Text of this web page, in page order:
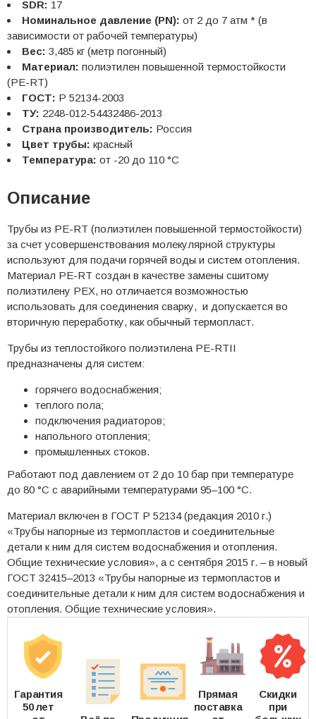
SDR: 17
Номинальное давление (PN): от 2 до 7 атм * (в
зависимости от рабочей температуры)
Вес: 3,485 кг (метр погонный)
Материал: полиэтилен повышенной термостойкости
(PE-RT)
ГОСТ: Р 52134-2003
ТУ: 2248-012-54432486-2013
Страна производитель: Россия
Цвет трубы: красный
Температура: от -20 до 110 °С
Описание
Трубы из PE-RT (полиэтилен повышенной термостойкости)
за счет усовершенствования молекулярной структуры
используют для подачи горячей воды и систем отопления.
Материал PE-RT создан в качестве замены сшитому
полиэтилену PEX, но отличается возможностью
использовать для соединения сварку, и допускается во
вторичную переработку, как обычный термопласт.
Трубы из теплостойкого полиэтилена PE-RTII
предназначены для систем:
горячего водоснабжения;
теплого пола;
подключения радиаторов;
напольного отопления;
промышленных стоков.
Работают под давлением от 2 до 10 бар при температуре
до 80 °C с аварийными температурами 95–100 °C.
Материал включен в ГОСТ Р 52134 (редакция 2010 г.)
«Трубы напорные из термопластов и соединительные
детали к ним для систем водоснабжения и отопления.
Общие технические условия», а с сентября 2015 г. – в новый
ГОСТ 32415–2013 «Трубы напорные из термопластов и
соединительные детали к ним для систем водоснабжения и
отопления. Общие технические условия».
Гарантия
50 лет
Прямая
поставка
Скидки
при